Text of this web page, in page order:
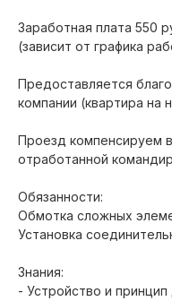
Заработная плата 550
(зависит от графика
Предоставляется
компании (квартира на
Проезд компенсируем
отработанной
Обязанности:
Обмотка сложных
Установка
Знания:
- Устройство и